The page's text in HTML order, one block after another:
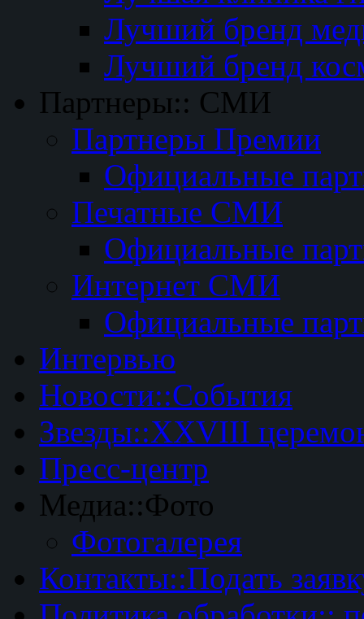
Лучший бренд
Лучший бренд
Партнеры:: СМИ
Партнеры Премии
Официальные
Печатные СМИ
Официальные
Интернет СМИ
Официальные
Интервью
Новости::События
Звезды::XXVIII
Пресс-центр
Медиа::Фото
Фотогалерея
Контакты::Подать